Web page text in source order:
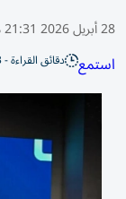
28 أبريل 2026 21:31 مساء
استمع دقائق القراءة - 3